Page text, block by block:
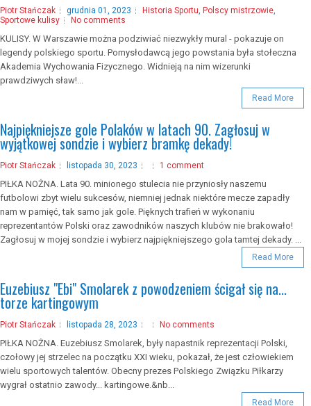
Piotr Stańczak grudnia 01, 2023 Historia Sportu, Polscy mistrzowie,
Sportowe kulisy
No comments
KULISY. W Warszawie można podziwiać niezwykły mural - pokazuje on
legendy polskiego sportu. Pomysłodawcą jego powstania była stołeczna
Akademia Wychowania Fizycznego. Widnieją na nim wizerunki
prawdziwych sław!...
Read More
Najpiękniejsze gole Polaków w latach 90. Zagłosuj w
wyjątkowej sondzie i wybierz bramkę dekady!
Piotr Stańczak listopada 30, 2023 1 comment
PIŁKA NOŻNA. Lata 90. minionego stulecia nie przyniosły naszemu
futbolowi zbyt wielu sukcesów, niemniej jednak niektóre mecze zapadły
nam w pamięć, tak samo jak gole. Pięknych trafień w wykonaniu
reprezentantów Polski oraz zawodników naszych klubów nie brakowało!
Zagłosuj w mojej sondzie i wybierz najpiękniejszego gola tamtej dekady. ...
Read More
Euzebiusz "Ebi" Smolarek z powodzeniem ścigał się na...
torze kartingowym
Piotr Stańczak listopada 28, 2023 No comments
PIŁKA NOŻNA. Euzebiusz Smolarek, były napastnik reprezentacji Polski,
czołowy jej strzelec na początku XXI wieku, pokazał, że jest człowiekiem
wielu sportowych talentów. Obecny prezes Polskiego Związku Piłkarzy
wygrał ostatnio zawody... kartingowe.&nb...
Read More